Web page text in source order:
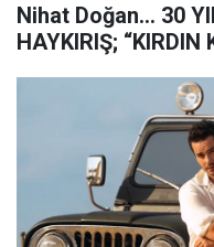
Nihat Doğan… 30
HAYKIRIŞ; “KIRDIN